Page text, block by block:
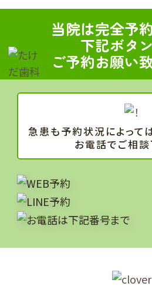
当院は完全予
下記ボタ
ご予約お願い
急患も予約状況によって
お電話でご相談